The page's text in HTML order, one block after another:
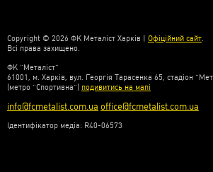
Copyright © 2026 ФК Металіст Харків | Офіційний сайт.
Всі права захищено.
ФК “Металіст”
61001, м. Харків, вул. Георгія Тарасенка 65, стадіон
(метро “Спортивна”) подивитись на мапі
info@fcmetalist.com.ua office@fcmetalist.com.ua
Ідентифікатор медіа: R40-06573